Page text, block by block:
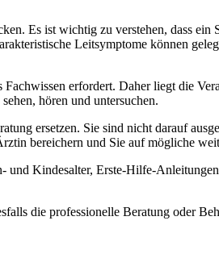
Es ist wichtig zu verstehen, dass ein
Leitsymptome können
erfordert. Daher liegt die
hören und untersuchen.
ersetzen. Sie sind nicht darauf
bereichern und Sie auf mögliche
Kindesalter, Erste-Hilfe-
die professionelle Beratung oder